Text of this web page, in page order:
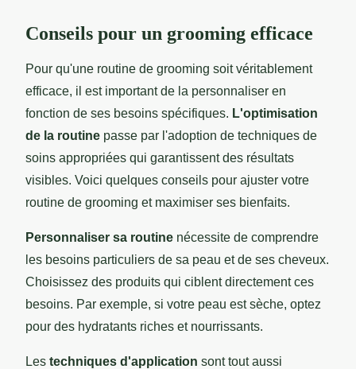
Conseils pour un grooming efficace
Pour qu'une routine de grooming soit véritablement
efficace, il est important de la personnaliser en
fonction de ses besoins spécifiques. L'optimisation
de la routine passe par l'adoption de techniques de
soins appropriées qui garantissent des résultats
visibles. Voici quelques conseils pour ajuster votre
routine de grooming et maximiser ses bienfaits.
Personnaliser sa routine nécessite de comprendre
les besoins particuliers de sa peau et de ses cheveux.
Choisissez des produits qui ciblent directement ces
besoins. Par exemple, si votre peau est sèche, optez
pour des hydratants riches et nourrissants.
Les techniques d'application sont tout aussi